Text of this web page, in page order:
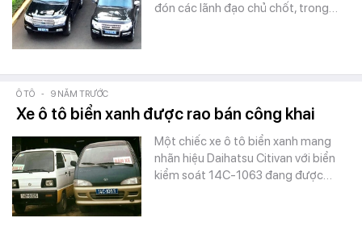
đón các lãnh đạo chủ chốt, trong…
Ô TÔ - 9 NĂM TRƯỚC
Xe ô tô biển xanh được rao bán công khai
Một chiếc xe ô tô biển xanh mang
nhãn hiệu Daihatsu Citivan với biển
kiểm soát 14C-1063 đang được…